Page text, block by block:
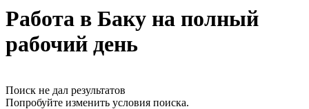
Работа в Баку на полный
рабочий день
Поиск не дал результатов
Попробуйте изменить условия поиска.